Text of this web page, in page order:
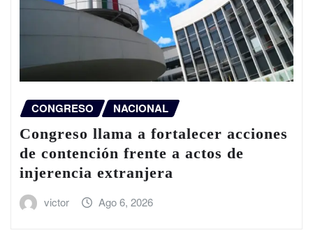
CONGRESO NACIONAL
Congreso llama a fortalecer acciones
de contención frente a actos de
injerencia extranjera
victor Ago 6, 2026